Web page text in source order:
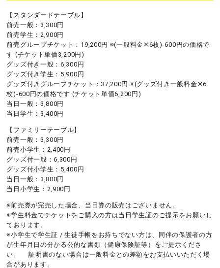
【スタンダードテーブル】
前売一般：3,300円
前売学生：2,900円
前売グループチケット：19,200円 ※(一般料金✕6枚)-600円の価格で
す (チケット単価3,200円)
グッズ付き一般：6,300円
グッズ付き学生：5,900円
グッズ付きグループチケット：37,200円 ※(グッズ付き一般料金✕6
枚)-600円の価格です (チケット単価6,200円)
当日一般：3,800円
当日学生：3,400円
【ファミリーテーブル】
前売一般：3,300円
前売小学生：2,400円
グッズ付一般：6,300円
グッズ付小学生：5,400円
当日一般：3,800円
当日小学生：2,900円
※前売券が完売した場合、当日券の販売はございません。
※学生料金でチケットをご購入の方は当日学生証のご提示をお願いし
ております。
※小学生で学生証 / 生徒手帳をお持ちでない方は、同伴の保護者の方
が生年月日の分かる公的な書類（健康保険証等）をご提示くださ
い。 証明書のない場合は一般料金との差額をお支払いいただく場
合があります。